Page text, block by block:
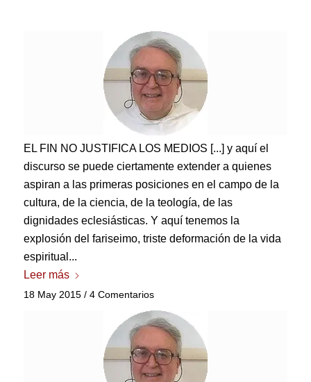
EL FIN NO JUSTIFICA LOS MEDIOS [...] y aquí el
discurso se puede ciertamente extender a quienes
aspiran a las primeras posiciones en el campo de la
cultura, de la ciencia, de la teología, de las
dignidades eclesiásticas. Y aquí tenemos la
explosión del fariseimo, triste deformación de la vida
espiritual...
Leer más
18 May 2015 / 4 Comentarios